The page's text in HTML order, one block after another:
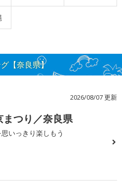
【奈良県】
2026/08/07 更新
まつり／奈良県
いっきり楽しもう